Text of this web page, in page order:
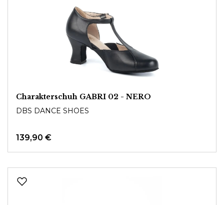
Charakterschuh GABRI 02 - NERO
DBS DANCE SHOES
139,90 €